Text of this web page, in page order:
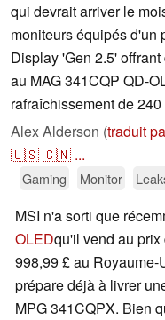
qui devrait arriver le
moniteurs équipés d'un
Display 'Gen 2.5'
au MAG 341CQP QD-
rafraîchissement de 240
Alex Alderson (traduit
🇺🇸🇨🇳 ...
Gaming Monitor
MSI n'a sorti que
OLEDqu'il vend au
998,99 £ au
prépare déjà à livrer
MPG 341CQPX. Bien